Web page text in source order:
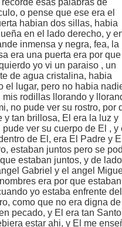
esas palabras de
o pense que ese era el
habian dos sillas, habia
en el lado derecho, y
inmensa y negra, fea, la
era una puerta era por que
yo vi un paraiso , un
de agua cristalina, habia
el lugar, pero no habia
rodillas llorando y
no pude ver su rostro, por
y tan brillosa, El era la luz y
ver su cuerpo de El , y
de El, era El Padre y El
estaban juntos pero se
estaban juntos, y de lado
Gabriel y el angel
era por que estaban
yo estaba enfrente del
como que no era digna de
pecado, y El era tan
estar ahi, y El me